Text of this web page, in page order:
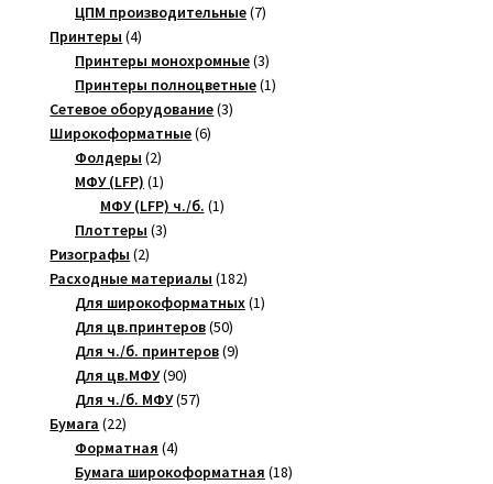
товаров
ЦПМ производительные 77
Принтеры 44
товара
Принтеры монохромные 33
товара
Принтеры полноцветные 11
Сетевое оборудование 33
Широкоформатные 66
Фолдеры 22
товара
МФУ (LFP) 11
товар
МФУ (LFP) ч./б. 11
Плоттеры 33
Ризографы 22
товара
Расходные материалы 182182
товара
Для широкоформатных 11
Для цв.принтеров 5050
товаров
Для ч./б. принтеров 99
Для цв.МФУ 9090
товаров
Для ч./б. МФУ 5757
Бумага 2222
товара
Форматная 44
товара
Бумага широкоформатная 1818